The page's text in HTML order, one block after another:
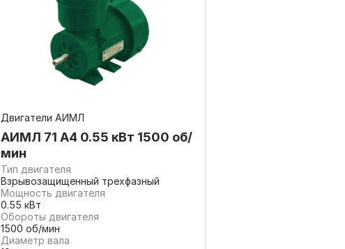
Двигатели АИМЛ
АИМЛ 71 А4 0.55 кВт 1500 об/
мин
Тип двигателя
Взрывозащищенный трехфазный
Мощность двигателя
0.55 кВт
Обороты двигателя
1500 об/мин
Диаметр вала